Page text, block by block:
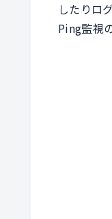
したりロ
Ping監視